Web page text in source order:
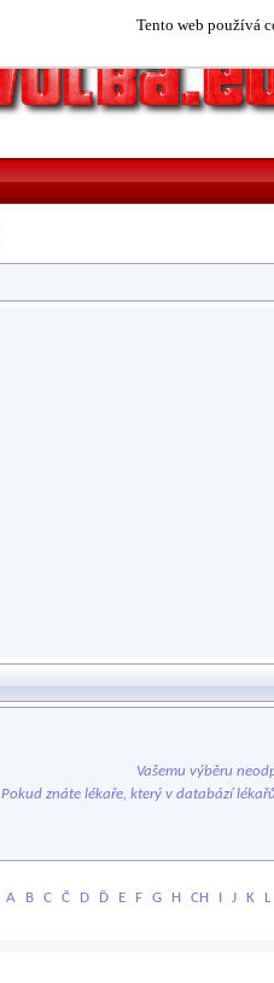
Tento web používá
Vašemu výběru
Pokud znáte lékaře, který v databází
A B C Č D Ď E F G H CH I J K L